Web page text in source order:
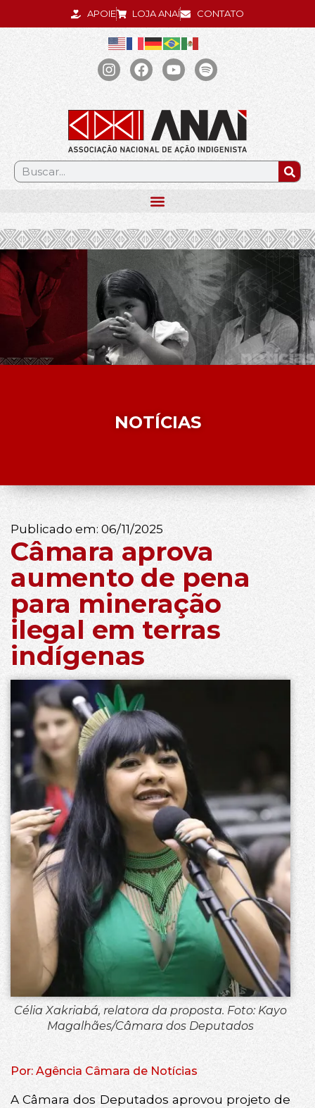
APOIE LOJA ANAÍ CONTATO
.
NOTÍCIAS
Publicado em: 06/11/2025
Câmara aprova
aumento de pena
para mineração
ilegal em terras
indígenas
Célia Xakriabá, relatora da proposta. Foto: Kayo
Magalhães/Câmara dos Deputados
Por: Agência Câmara de Notícias
A Câmara dos Deputados aprovou projeto de